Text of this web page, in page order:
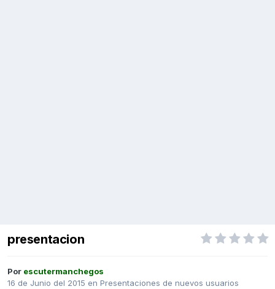
presentacion
Por escutermanchegos
16 de Junio del 2015 en Presentaciones de nuevos usuarios